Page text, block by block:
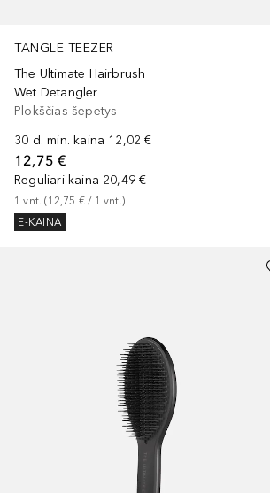
TANGLE TEEZER
The Ultimate Hairbrush
Wet Detangler
Plokščias šepetys
30 d. min. kaina 12,02 €
12,75 €
Reguliari kaina 20,49 €
1 vnt. (12,75 € / 1 vnt.)
E-KAINA